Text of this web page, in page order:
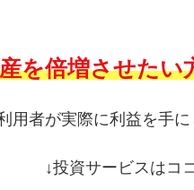
を倍増させたい
用者が実際に利益を手に
↓投資サービスはコ